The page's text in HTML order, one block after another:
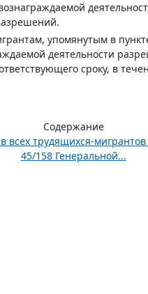
упомянутым в
деятельности
сроку, в
Содержание
трудящихся-
45/158 Генеральной...